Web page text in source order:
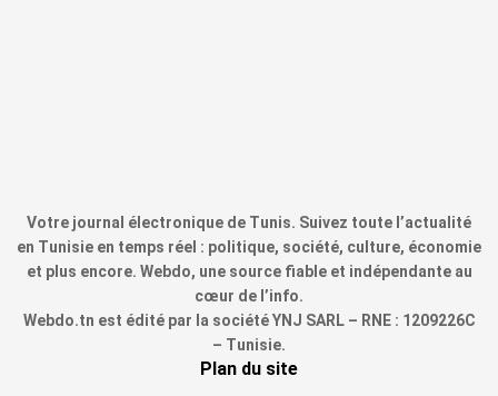
Votre journal électronique de Tunis. Suivez toute l’actualité
en Tunisie en temps réel : politique, société, culture, économie
et plus encore. Webdo, une source fiable et indépendante au
cœur de l’info.
Webdo.tn est édité par la société YNJ SARL – RNE : 1209226C
– Tunisie.
Plan du site